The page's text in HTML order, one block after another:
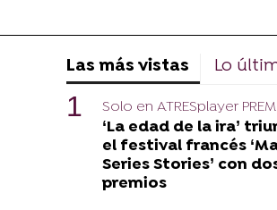
Las más vistas Lo
Solo en ATRESplayer
‘La edad de la ira’
el festival francés
Series Stories’ con
premios